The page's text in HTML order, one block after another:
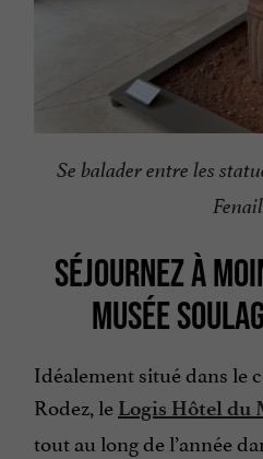
Se balader entre les
SÉJOURNEZ À
MUSÉE
Idéalement situé dans le
Rodez, le Logis Hôtel du
tout au long de l’année